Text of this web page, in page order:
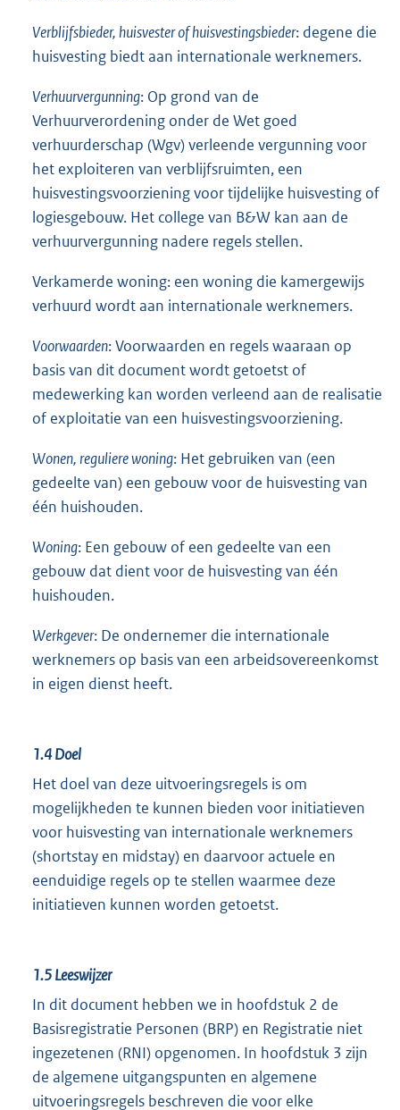
Verblijfsbieder, huisvester of huisvestingsbieder: degene die
huisvesting biedt aan internationale werknemers.
Verhuurvergunning: Op grond van de
Verhuurverordening onder de Wet goed
verhuurderschap (Wgv) verleende vergunning voor
het exploiteren van verblijfsruimten, een
huisvestingsvoorziening voor tijdelijke huisvesting of
logiesgebouw. Het college van B&W kan aan de
verhuurvergunning nadere regels stellen.
Verkamerde woning: een woning die kamergewijs
verhuurd wordt aan internationale werknemers.
Voorwaarden: Voorwaarden en regels waaraan op
basis van dit document wordt getoetst of
medewerking kan worden verleend aan de realisatie
of exploitatie van een huisvestingsvoorziening.
Wonen, reguliere woning: Het gebruiken van (een
gedeelte van) een gebouw voor de huisvesting van
één huishouden.
Woning: Een gebouw of een gedeelte van een
gebouw dat dient voor de huisvesting van één
huishouden.
Werkgever: De ondernemer die internationale
werknemers op basis van een arbeidsovereenkomst
in eigen dienst heeft.
1.4Doel
Het doel van deze uitvoeringsregels is om
mogelijkheden te kunnen bieden voor initiatieven
voor huisvesting van internationale werknemers
(shortstay en midstay) en daarvoor actuele en
eenduidige regels op te stellen waarmee deze
initiatieven kunnen worden getoetst.
1.5Leeswijzer
In dit document hebben we in hoofdstuk 2 de
Basisregistratie Personen (BRP) en Registratie niet
ingezetenen (RNI) opgenomen. In hoofdstuk 3 zijn
de algemene uitgangspunten en algemene
uitvoeringsregels beschreven die voor elke